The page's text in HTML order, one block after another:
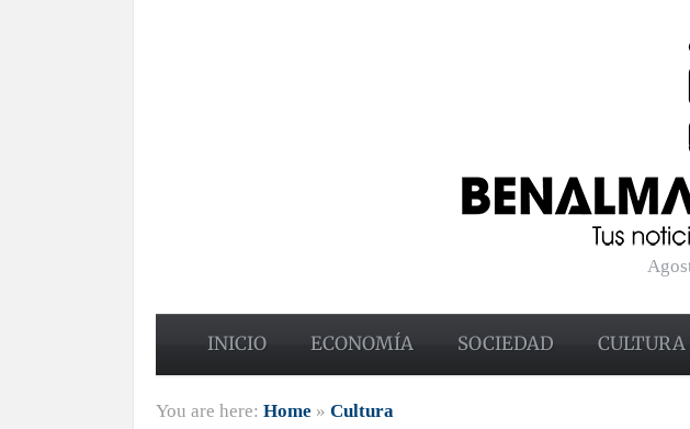
INICIO ECONOMÍA SOCIEDAD CULTURA
You are here: Home » Cultura